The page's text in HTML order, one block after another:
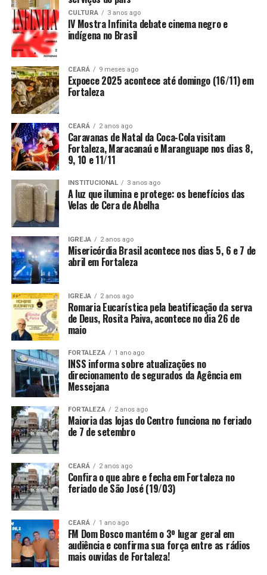
CULTURA 3 anos ago
IV Mostra Infinita debate cinema negro e
indígena no Brasil
CEARÁ 9 meses ago
Expoece 2025 acontece até domingo (16/11) em
Fortaleza
CEARÁ 2 anos ago
Caravanas de Natal da Coca-Cola visitam
Fortaleza, Maracanaú e Maranguape nos dias 8,
9, 10 e 11/11
INSTITUCIONAL 3 anos ago
A luz que ilumina e protege: os benefícios das
Velas de Cera de Abelha
IGREJA 2 anos ago
Misericórdia Brasil acontece nos dias 5, 6 e 7 de
abril em Fortaleza
IGREJA 2 anos ago
Romaria Eucarística pela beatificação da serva
de Deus, Rosita Paiva, acontece no dia 26 de
maio
FORTALEZA 1 ano ago
INSS informa sobre atualizações no
direcionamento de segurados da Agência em
Messejana
FORTALEZA 2 anos ago
Maioria das lojas do Centro funciona no feriado
de 7 de setembro
CEARÁ 2 anos ago
Confira o que abre e fecha em Fortaleza no
feriado de São José (19/03)
CEARÁ 1 ano ago
FM Dom Bosco mantém o 3º lugar geral em
audiência e confirma sua força entre as rádios
mais ouvidas de Fortaleza!